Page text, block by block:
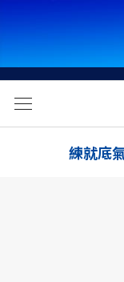
練就底